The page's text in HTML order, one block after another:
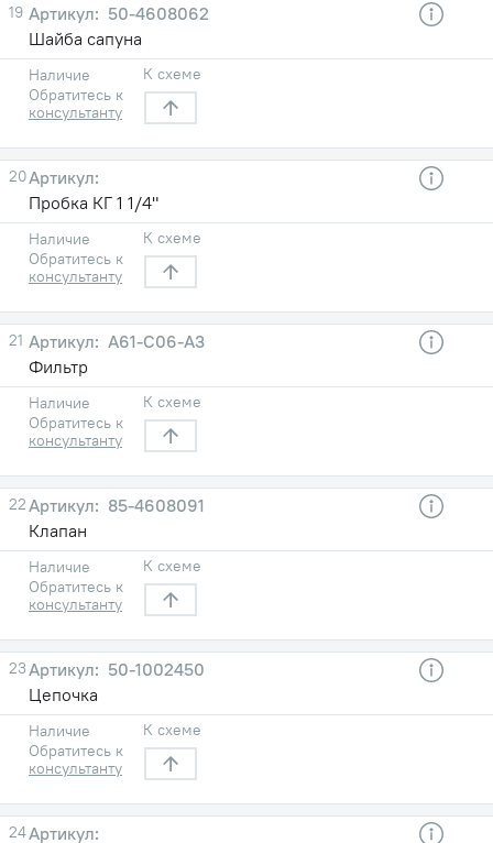
19
50-4608062
Шайба сапуна
Наличие
Обратитесь к
консультанту
К схеме
20
Пробка КГ 1 1/4"
Наличие
Обратитесь к
консультанту
К схеме
21
А61-C06-А3
Фильтр
Наличие
Обратитесь к
консультанту
К схеме
22
85-4608091
Клапан
Наличие
Обратитесь к
консультанту
К схеме
23
50-1002450
Цепочка
Наличие
Обратитесь к
консультанту
К схеме
24